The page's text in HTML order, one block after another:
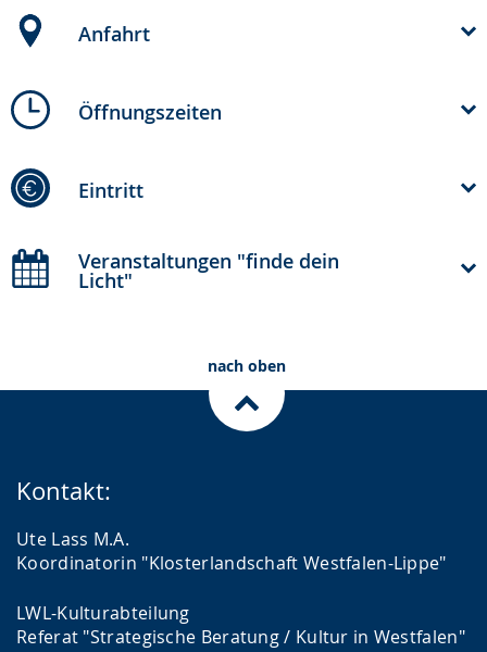
Anfahrt
Öffnungszeiten
Eintritt
Veranstaltungen "finde dein
Licht"
nach oben
Kontakt:
Ute Lass M.A.
Koordinatorin "Klosterlandschaft Westfalen-Lippe"
LWL-Kulturabteilung
Referat "Strategische Beratung / Kultur in Westfalen"